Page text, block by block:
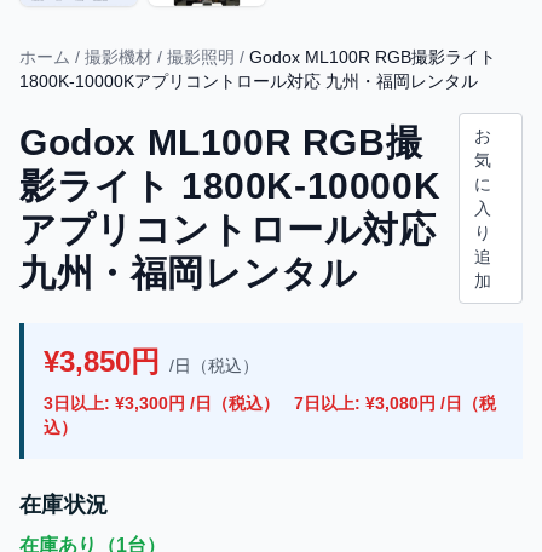
ホーム / 撮影機材 / 撮影照明 / Godox ML100R RGB撮影ライト
1800K-10000Kアプリコントロール対応 九州・福岡レンタル
Godox ML100R RGB撮
影ライト 1800K-10000K
アプリコントロール対応
九州・福岡レンタル
お
気
に
入
り
追
加
¥3,850円
/日（税込）
3日以上: ¥3,300円 /日（税込）
7日以上: ¥3,080円 /日（税
込）
在庫状況
在庫あり（1台）